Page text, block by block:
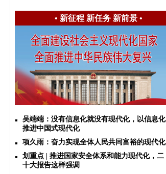
• 新征程 新任务 新前景•
吴端端：没有信息化就没有现代化，以信息化
推进中国式现代化
项久雨：奋力实现全体人民共同富裕的现代化
划重点 | 推进国家安全体系和能力现代化，二
十大报告这样强调